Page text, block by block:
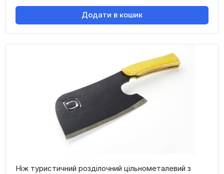
Додати в кошик
Ніж туристичний розділочний цільнометалевий з